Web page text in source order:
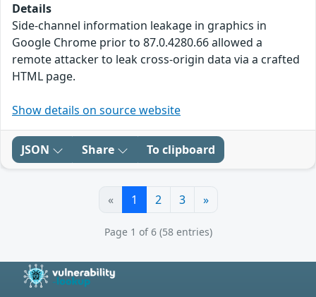
Details
Side-channel information leakage in graphics in
Google Chrome prior to 87.0.4280.66 allowed a
remote attacker to leak cross-origin data via a crafted
HTML page.
Show details on source website
JSON Share To clipboard
« 1 2 3 »
Page 1 of 6 (58 entries)